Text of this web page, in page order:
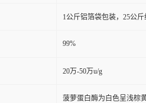
1公斤铝箔袋包装，25公
99%
20万-50万u/g
菠萝蛋白酶为白色呈浅棕